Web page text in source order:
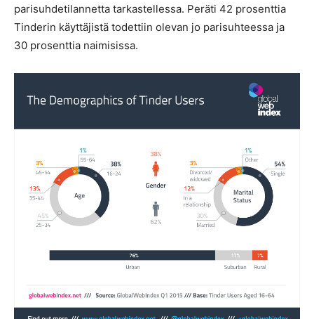
parisuhdetilannetta tarkastellessa. Peräti 42 prosenttia
Tinderin käyttäjistä todettiin olevan jo parisuhteessa ja
30 prosenttia naimisissa.